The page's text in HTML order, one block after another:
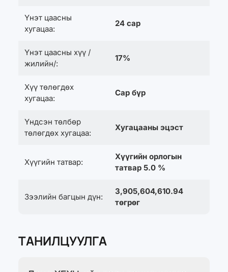
Үнэт цаасны
хугацаа:
24 сар
Үнэт цаасны хүү /
жилийн/:
17%
Хүү төлөгдөх
хугацаа:
Сар бүр
Үндсэн төлбөр
төлөгдөх хугацаа:
Хугацааны эцэст
Хүүгийн татвар:
Хүүгийн орлогын
татвар 5.0 %
Зээлийн багцын дүн:
3,905,604,610.94
төгрөг
ТАНИЛЦУУЛГА